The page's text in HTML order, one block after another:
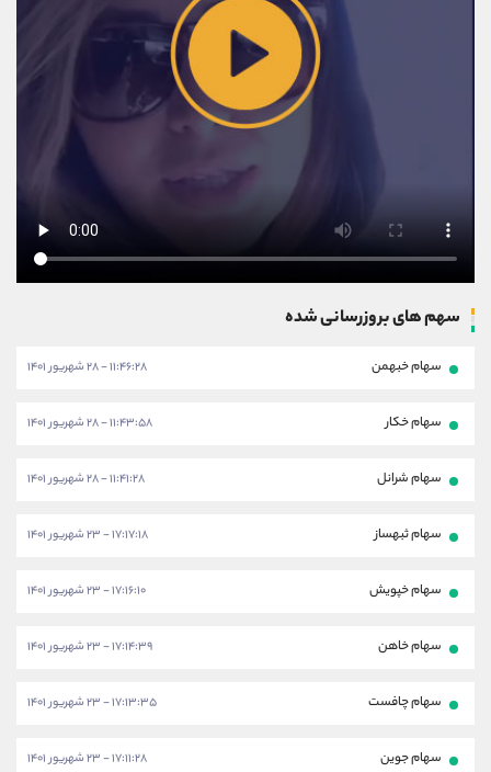
سهم های بروزرسانی شده
سهام خبهمن ۱۱:۴۶:۲۸ - ۲۸ شهریور ۱۴۰۱
سهام خکار ۱۱:۴۳:۵۸ - ۲۸ شهریور ۱۴۰۱
سهام شرانل ۱۱:۴۱:۲۸ - ۲۸ شهریور ۱۴۰۱
سهام ثبهساز ۱۷:۱۷:۱۸ - ۲۳ شهریور ۱۴۰۱
سهام خپویش ۱۷:۱۶:۱۰ - ۲۳ شهریور ۱۴۰۱
سهام خاهن ۱۷:۱۴:۳۹ - ۲۳ شهریور ۱۴۰۱
سهام چافست ۱۷:۱۳:۳۵ - ۲۳ شهریور ۱۴۰۱
سهام جوین ۱۷:۱۱:۲۸ - ۲۳ شهریور ۱۴۰۱